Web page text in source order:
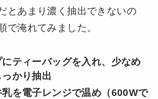
とあまり濃く抽出できないの
で淹れてみました。
ティーバッグを入れ、少なめ
かり抽出
を電子レンジで温め（600Wで